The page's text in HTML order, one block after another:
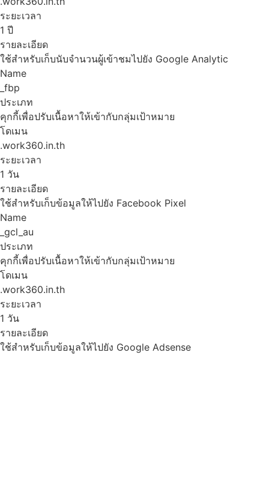
ระยะเวลา
1 ปี
รายละเอียด
ใช้สำหรับเก็บนับจำนวนผู้เข้าชมไปยัง Google Analytic
Name
_fbp
ประเภท
คุกกี้เพื่อปรับเนื้อหาให้เข้ากับกลุ่มเป้าหมาย
โดเมน
.work360.in.th
ระยะเวลา
1 วัน
รายละเอียด
ใช้สำหรับเก็บข้อมูลให้ไปยัง Facebook Pixel
Name
_gcl_au
ประเภท
คุกกี้เพื่อปรับเนื้อหาให้เข้ากับกลุ่มเป้าหมาย
โดเมน
.work360.in.th
ระยะเวลา
1 วัน
รายละเอียด
ใช้สำหรับเก็บข้อมูลให้ไปยัง Google Adsense